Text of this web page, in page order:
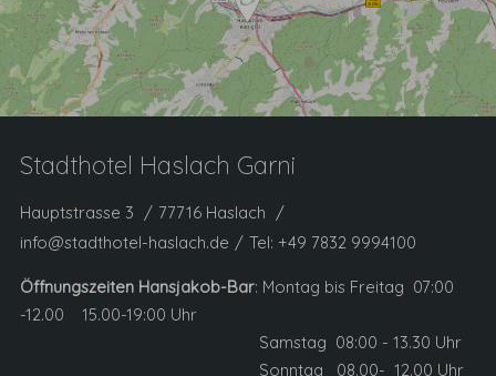
Stadthotel Haslach Garni
Hauptstrasse 3
77716 Haslach
info@stadthotel-haslach.de
Tel: +49 7832 9994100
Öffnungszeiten Hansjakob-Bar: Montag bis Freitag 07:00
-12.00 15.00-19:00 Uhr
Samstag 08:00 - 13.30 Uhr
Sonntag 08.00- 12.00 Uhr